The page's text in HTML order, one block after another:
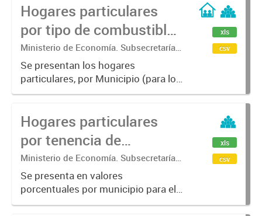
hacinamiento. Las categorías son:
Menos de 2 personas por cuarto,...
Hogares particulares
por tipo de combustible
utilizado principalmente
para cocinar.
Ministerio de Economía. Subsecretaría
de Coordinación Económica y
Estadística. Dirección Provincial de
Estadística.
Se presentan los hogares
particulares, por Municipio (para los
años censales 2001, 2010 y 2022) y
censales 1991, 2001 y 2010), según
tipo de combustible utilizado...
xls
csv
Hogares particulares
por tenencia de
electricidad.
Ministerio de Economía. Subsecretaría
de Coordinación Económica y
Estadística. Dirección Provincial de
Estadística.
Se presenta en valores
porcentuales por municipio para el
año censal 2010 los hogares
xls
csv